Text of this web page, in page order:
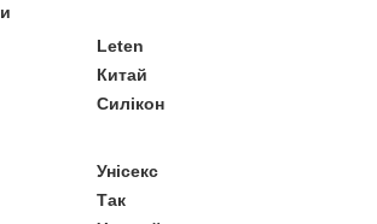
Leten
Китай
Силікон
Унісекс
Так